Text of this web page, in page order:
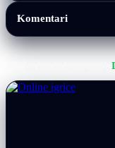
Komentari